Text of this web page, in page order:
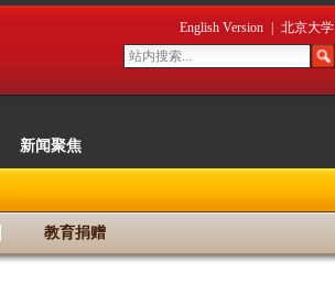
English Version 北京大学
新闻聚焦
教育捐赠